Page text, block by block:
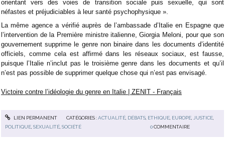
orientant vers des voies de transition sociale puis sexuelle, qui sont
néfastes et préjudiciables à leur santé psychophysique ».
La même agence a vérifié auprès de l’ambassade d’Italie en Espagne que
l’intervention de la Première ministre italienne, Giorgia Meloni, pour que son
gouvernement supprime le genre non binaire dans les documents d’identité
officiels, comme cela est affirmé dans les réseaux sociaux, est fausse,
puisque l’Italie n’inclut pas le troisième genre dans les documents et qu’il
n’est pas possible de supprimer quelque chose qui n’est pas envisagé.
Victoire contre l’idéologie du genre en Italie | ZENIT - Français
LIEN PERMANENT CATÉGORIES :ACTUALITÉ, DÉBATS, ETHIQUE, EUROPE, JUSTICE,
POLITIQUE,SEXUALITÉ,SOCIÉTÉ 0 COMMENTAIRE